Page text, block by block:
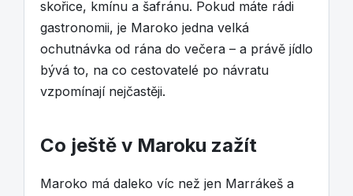
skořice, kmínu a šafránu. Pokud máte rádi
gastronomii, je Maroko jedna velká
ochutnávka od rána do večera – a právě jídlo
bývá to, na co cestovatelé po návratu
vzpomínají nejčastěji.
Co ještě v Maroku zažít
Maroko má daleko víc než jen Marrákeš a